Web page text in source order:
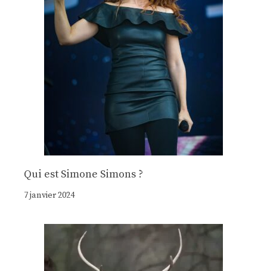
Qui est Simone Simons ?
7 janvier 2024